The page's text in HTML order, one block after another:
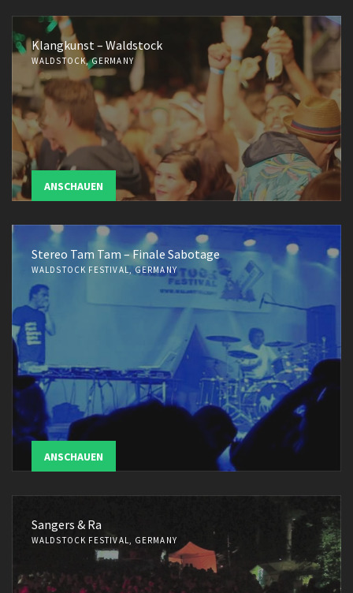
Klangkunst – Waldstock
WALDSTOCK, GERMANY
ANSCHAUEN
Stereo Tam Tam – Finale Sabotage
WALDSTOCK FESTIVAL, GERMANY
ANSCHAUEN
Sangers & Ra
WALDSTOCK FESTIVAL, GERMANY